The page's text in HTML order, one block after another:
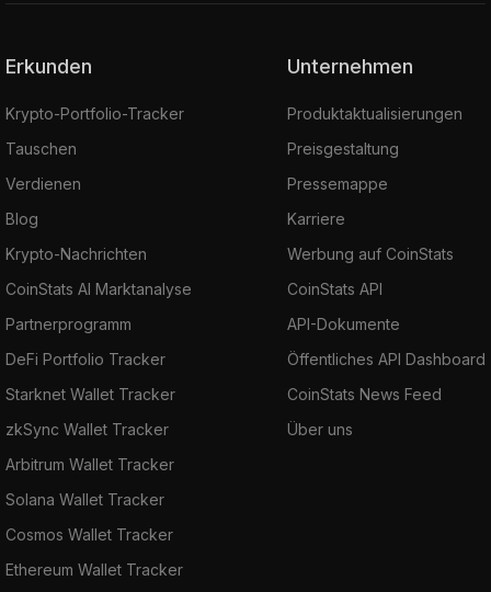
Erkunden
Krypto-Portfolio-Tracker
Tauschen
Verdienen
Blog
Krypto-Nachrichten
CoinStats AI Marktanalyse
Partnerprogramm
DeFi Portfolio Tracker
Starknet Wallet Tracker
zkSync Wallet Tracker
Arbitrum Wallet Tracker
Solana Wallet Tracker
Cosmos Wallet Tracker
Ethereum Wallet Tracker
Unternehmen
Produktaktualisierungen
Preisgestaltung
Pressemappe
Karriere
Werbung auf CoinStats
CoinStats API
API-Dokumente
Öffentliches API Dashboard
CoinStats News Feed
Über uns